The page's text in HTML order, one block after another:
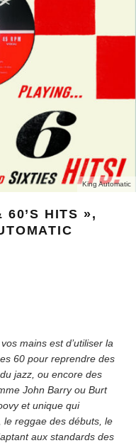
King Automatic
60’S HITS »,
mains est d’utiliser la
60 pour reprendre des
jazz, ou encore des
John Barry ou Burt
et unique qui
le reggae des débuts, le
aux standards des